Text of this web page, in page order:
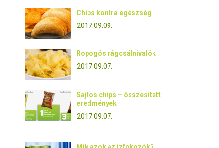
Chips kontra egészség
2017.09.09.
Ropogós rágcsálnivalók
2017.09.07.
Sajtos chips – összesített
eredmények
2017.09.07.